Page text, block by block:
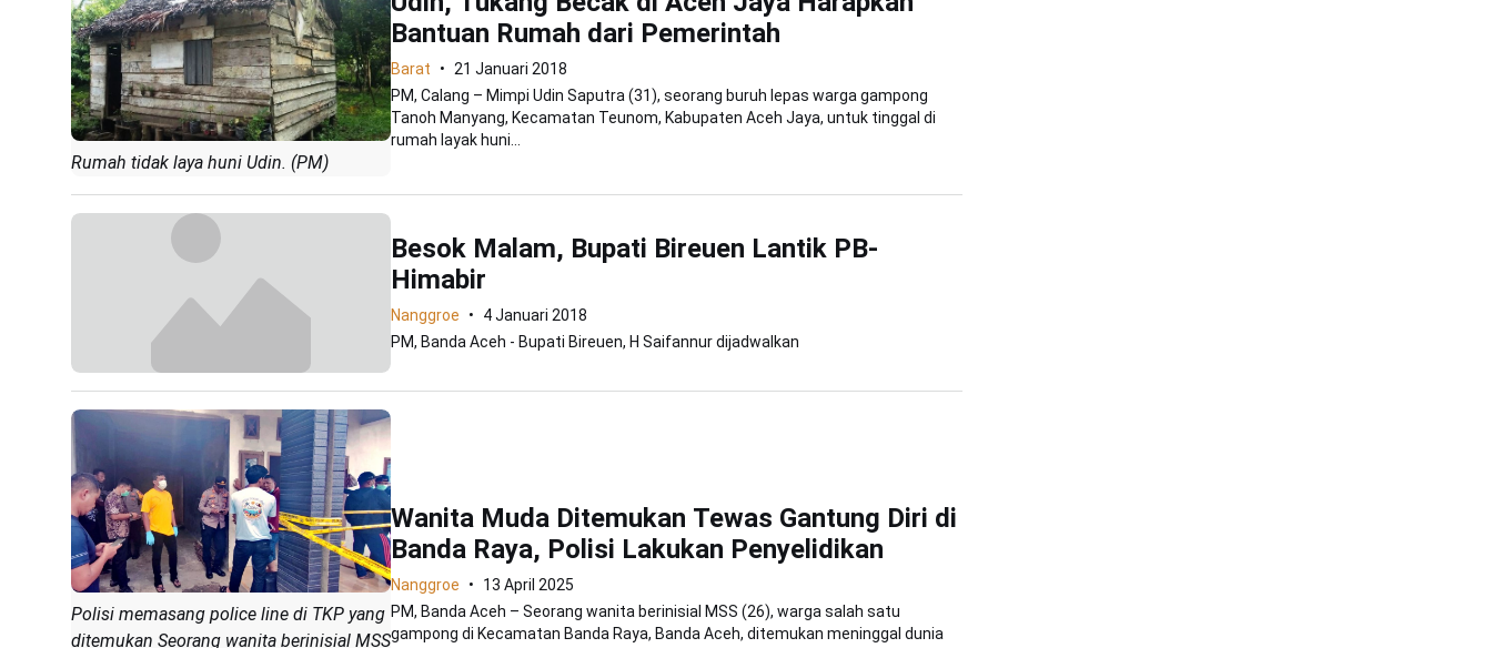
Rumah tidak laya huni Udin. (PM)
Bantuan Rumah dari Pemerintah
Barat
21 Januari 2018
PM, Calang – Mimpi Udin Saputra (31), seorang buruh lepas warga gampong
Tanoh Manyang, Kecamatan Teunom, Kabupaten Aceh Jaya, untuk tinggal di
rumah layak huni...
Besok Malam, Bupati Bireuen Lantik PB-
Himabir
Nanggroe
4 Januari 2018
PM, Banda Aceh - Bupati Bireuen, H Saifannur dijadwalkan
Polisi memasang police line di TKP yang
ditemukan Seorang wanita berinisial MSS
Wanita Muda Ditemukan Tewas Gantung Diri di
Banda Raya, Polisi Lakukan Penyelidikan
Nanggroe
13 April 2025
PM, Banda Aceh – Seorang wanita berinisial MSS (26), warga salah satu
gampong di Kecamatan Banda Raya, Banda Aceh, ditemukan meninggal dunia